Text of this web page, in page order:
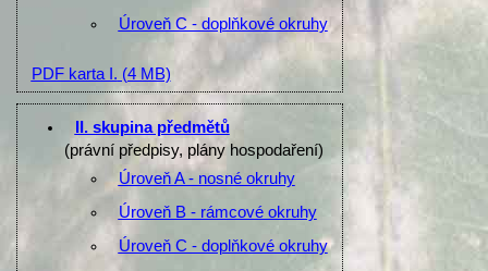
Úroveň C - doplňkové okruhy
PDF karta I. (4 MB)
II. skupina předmětů
(právní předpisy, plány hospodaření)
Úroveň A - nosné okruhy
Úroveň B - rámcové okruhy
Úroveň C - doplňkové okruhy